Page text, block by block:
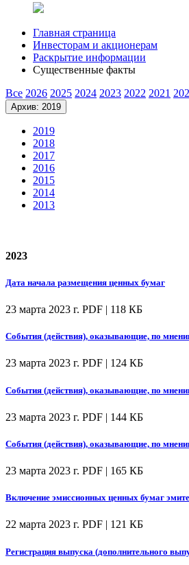
Главная страница
Инвесторам и акционерам
Раскрытие информации
Существенные факты
Все 2026 2025 2024 2023 2022 2021
Архив: 2019
2019
2018
2017
2016
2015
2014
2013
2023
Дата начала размещения ценных бумаг
23 марта 2023 г. PDF | 118 КБ
События (действия), оказывающие, по
23 марта 2023 г. PDF | 124 КБ
События (действия), оказывающие, по
23 марта 2023 г. PDF | 144 КБ
События (действия), оказывающие, по
23 марта 2023 г. PDF | 165 КБ
Включение эмиссионных ценных бумаг
22 марта 2023 г. PDF | 121 КБ
Регистрация выпуска (дополнительного